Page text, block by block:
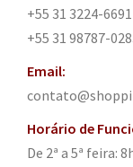
+55 31 3224-6691
+55 31 98787-
Email:
Horário de
De 2ª a 5ª feira: